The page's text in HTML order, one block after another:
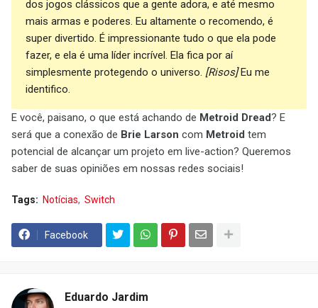
dos jogos clássicos que a gente adora, e até mesmo
mais armas e poderes. Eu altamente o recomendo, é
super divertido. É impressionante tudo o que ela pode
fazer, e ela é uma líder incrível. Ela fica por aí
simplesmente protegendo o universo. [Risos]Eu me
identifico.
E você, paisano, o que está achando de Metroid Dread? E
será que a conexão de Brie Larson com Metroid tem
potencial de alcançar um projeto em live-action? Queremos
saber de suas opiniões em nossas redes sociais!
Tags: Notícias Switch
Facebook
Eduardo Jardim